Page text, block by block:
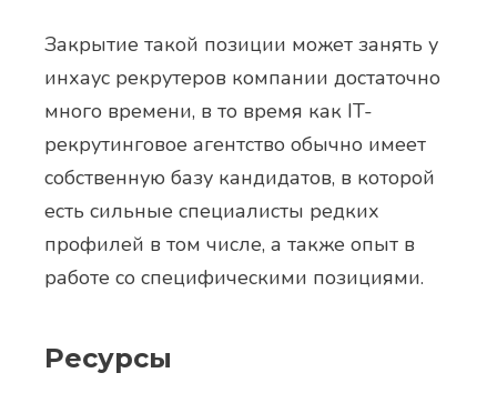
Закрытие такой позиции может занять у
инхаус рекрутеров компании достаточно
много времени, в то время как IT-
рекрутинговое агентство обычно имеет
собственную базу кандидатов, в которой
есть сильные специалисты редких
профилей в том числе, а также опыт в
работе со специфическими позициями.
Ресурсы